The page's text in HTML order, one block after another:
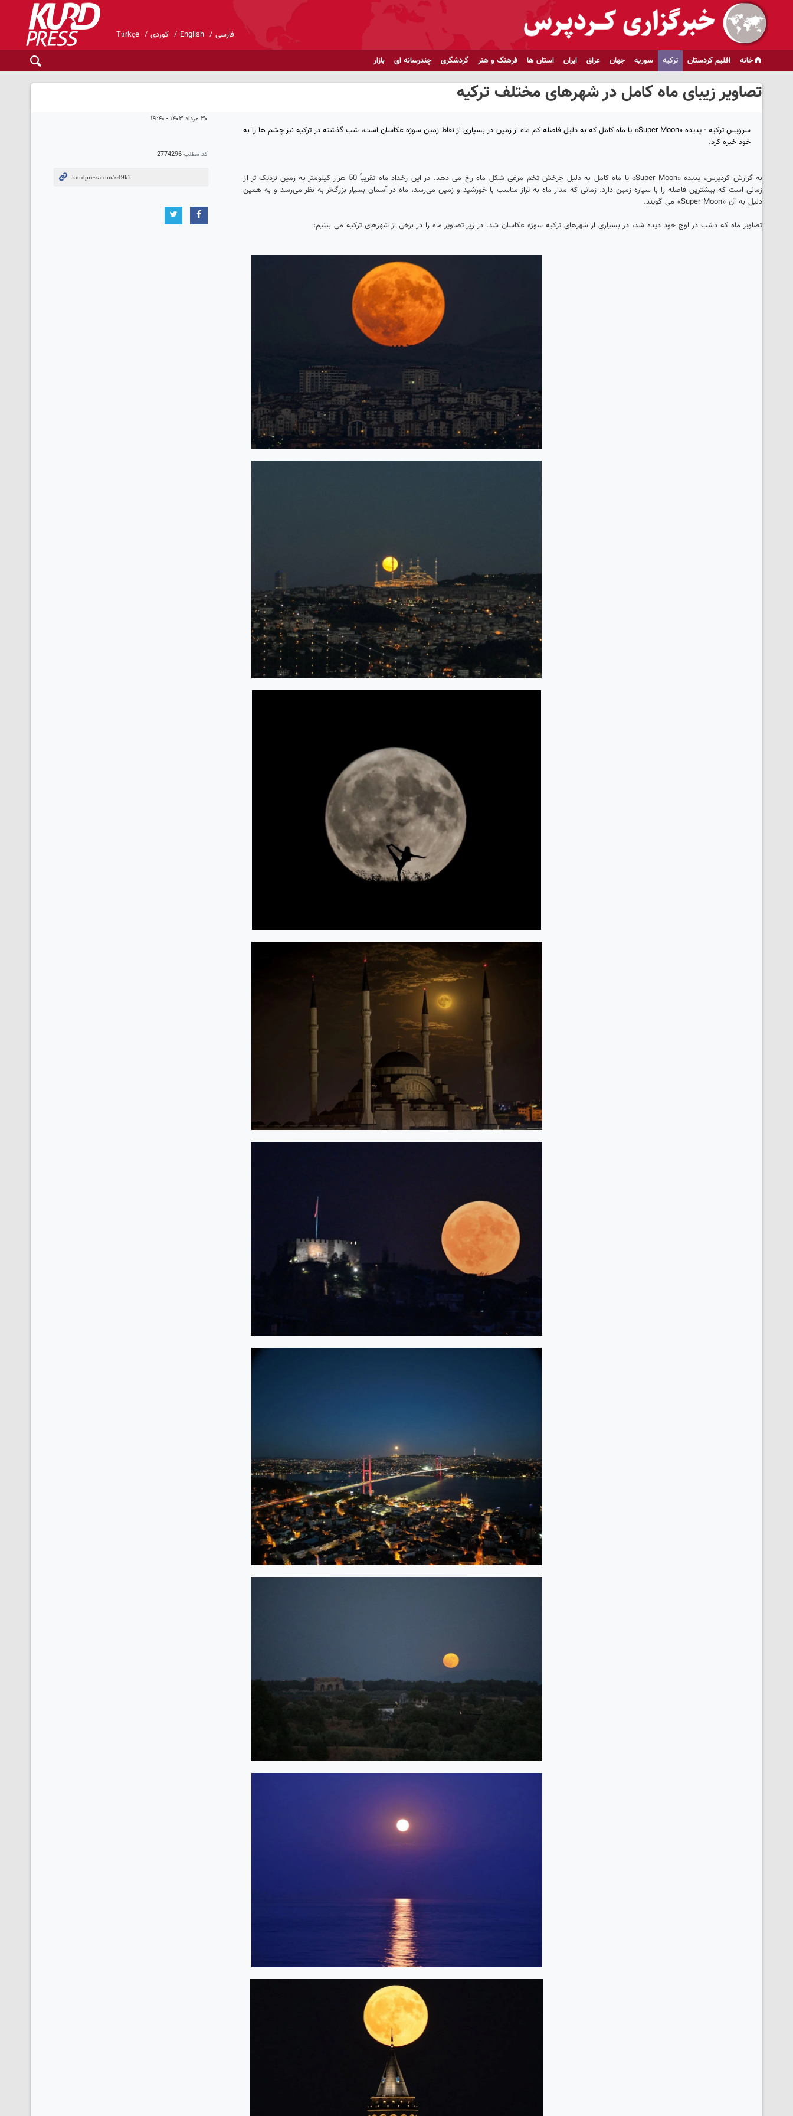
فارسی English کوردی Türkçe
خانه اقلیم کردستان ترکیه سوریه جهان عراق ایران استان ها فرهنگ و هنر گردشگری چندرسانه ای بازار
۳۰ مرداد ۱۴۰۳ - ۱۹:۴۰
کد مطلب2774296
تصاویر زیبای ماه کامل در شهرهای مختلف ترکیه
سرویس ترکیه - پدیده «Super Moon» یا ماه کامل که به دلیل فاصله کم ماه از زمین در بسیاری از نقاط زمین سوژه عکاسان است، شب گذشته در ترکیه نیز چشم ها را به
خود خیره کرد.
به گزارش کردپرس، پدیده «Super Moon» یا ماه کامل به دلیل چرخش تخم مرغی شکل ماه رخ می دهد. در این رخداد ماه تقریباً 50 هزار کیلومتر به زمین نزدیک تر از
زمانی است که بیشترین فاصله را با سیاره زمین دارد. زمانی که مدار ماه به تراز مناسب با خورشید و زمین می‌رسد، ماه در آسمان بسیار بزرگ‌تر به نظر می‌رسد و به همین
دلیل به آن «Super Moon» می گویند.
تصاویر ماه که دشب در اوج خود دیده شد، در بسیاری از شهرهای ترکیه سوژه عکاسان شد. در زیر تصاویر ماه را در برخی از شهرهای ترکیه می بینیم: